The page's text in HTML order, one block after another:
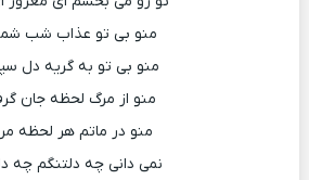
منو بی تو عذاب شب
منو بی تو به گریه دل
منو از مرگ لحظه جان
منو در ماتم هر لحظه
نمی دانی چه دلتنگم چه